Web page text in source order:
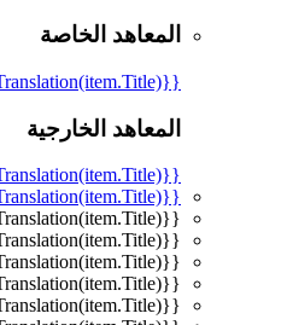
المعاهد الخاصة
{{mmc.getCurrentTranslation(item.Title)}}
المعاهد الخارجية
{{mmc.getCurrentTranslation(item.Title)}}
{{mmc.getCurrentTranslation(item.Title)}}
{{mmc.getCurrentTranslation(item.Title)}}
{{mmc.getCurrentTranslation(item.Title)}}
{{mmc.getCurrentTranslation(item.Title)}}
{{mmc.getCurrentTranslation(item.Title)}}
{{mmc.getCurrentTranslation(item.Title)}}